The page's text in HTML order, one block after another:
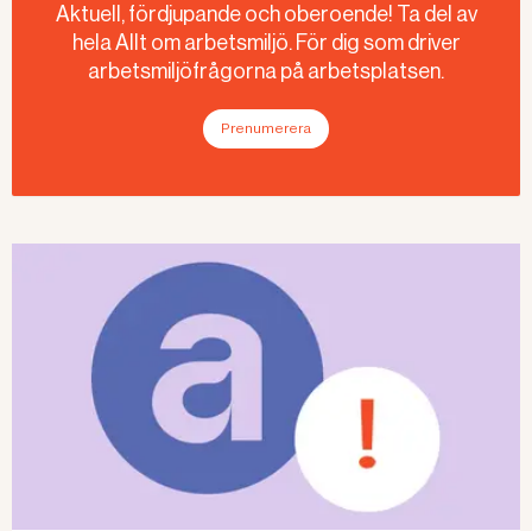
Aktuell, fördjupande och oberoende! Ta del av
hela Allt om arbetsmiljö. För dig som driver
arbetsmiljöfrågorna på arbetsplatsen.
Prenumerera